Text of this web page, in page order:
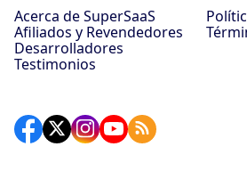
Acerca de SuperSaaS
Afiliados y Revendedores
Desarrolladores
Testimonios